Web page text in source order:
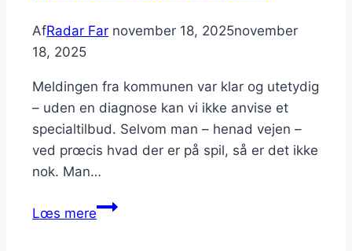
AfRadar Far november 18, 2025november
18, 2025
Meldingen fra kommunen var klar og utetydig
– uden en diagnose kan vi ikke anvise et
specialtilbud. Selvom man – henad vejen –
ved prœcis hvad der er på spil, så er det ikke
nok. Man…
Lœs mereMed